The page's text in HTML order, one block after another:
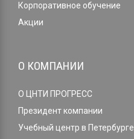
Корпоративное обучение
Акции
О КОМПАНИИ
О ЦНТИ ПРОГРЕСС
Президент компании
Учебный центр в Петербурге